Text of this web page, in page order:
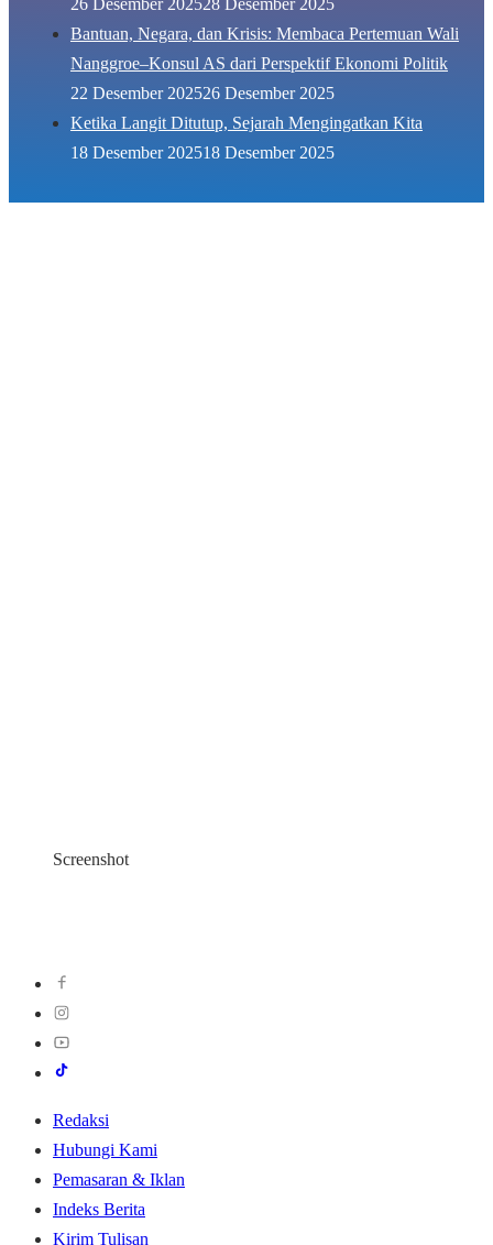
Bantuan, Negara, dan Krisis: Membaca Pertemuan Wali
Nanggroe–Konsul AS dari Perspektif Ekonomi Politik
22 Desember 202526 Desember 2025
Ketika Langit Ditutup, Sejarah Mengingatkan Kita
18 Desember 202518 Desember 2025
Screenshot
Redaksi
Hubungi Kami
Pemasaran & Iklan
Indeks Berita
Kirim Tulisan